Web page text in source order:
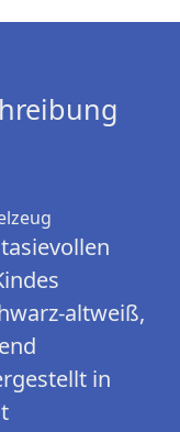
altweiß,
in